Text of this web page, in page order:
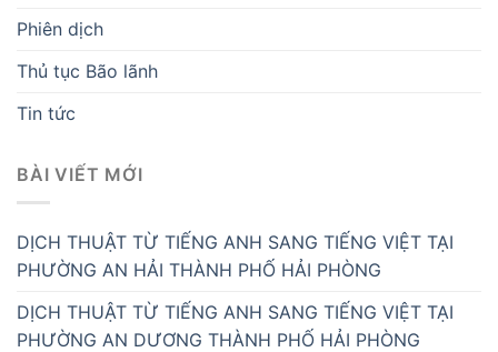
Phiên dịch
Thủ tục Bão lãnh
Tin tức
BÀI VIẾT MỚI
DỊCH THUẬT TỪ TIẾNG ANH SANG TIẾNG VIỆT TẠI
PHƯỜNG AN HẢI THÀNH PHỐ HẢI PHÒNG
DỊCH THUẬT TỪ TIẾNG ANH SANG TIẾNG VIỆT TẠI
PHƯỜNG AN DƯƠNG THÀNH PHỐ HẢI PHÒNG